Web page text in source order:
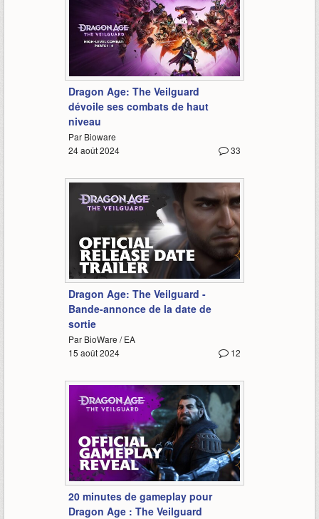
10:42
Dragon Age: The Veilguard
dévoile ses combats de haut
niveau
Par Bioware
33
24 août 2024
2:56
Dragon Age: The Veilguard -
Bande-annonce de la date de
sortie
Par BioWare / EA
12
15 août 2024
20:22
20 minutes de gameplay pour
Dragon Age : The Veilguard